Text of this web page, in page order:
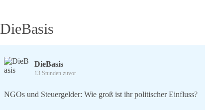
DieBasis
DieBasis
13 Stunden zuvor
NGOs und Steuergelder: Wie groß ist ihr politischer Einfluss?